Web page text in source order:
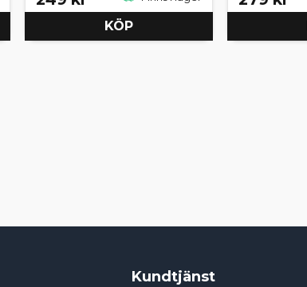
KÖP
Kundtjänst